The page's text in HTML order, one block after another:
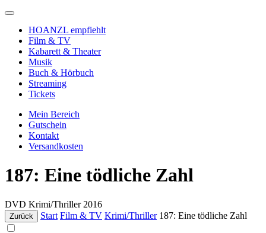
HOANZL empfiehlt
Film & TV
Kabarett & Theater
Musik
Buch & Hörbuch
Streaming
Tickets
Mein Bereich
Gutschein
Kontakt
Versandkosten
187: Eine tödliche Zahl
DVD Krimi/Thriller 2016
Zurück Start Film & TV Krimi/Thriller 187: Eine tödliche Zahl